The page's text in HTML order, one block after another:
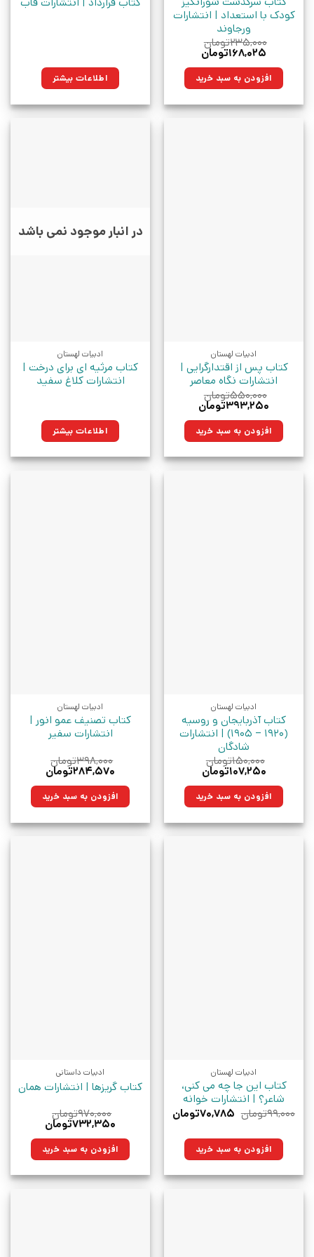
کودک با استعداد | انتشارات
ورجاوند
۲۳۵,۰۰۰تومان
قیمت
۲۳۵,۰۰۰تومان
بود.
۱۶۸,۰۲۵تومان
۱۶۸,۰۲۵تومان.افزودن به سبد خرید اطلاعات بیشتر
ادبیات لهستان
کتاب پس از اقتدارگرایی |
انتشارات نگاه معاصر
۵۵۰,۰۰۰تومان
قیمت
۵۵۰,۰۰۰تومان
بود.
۳۹۳,۲۵۰تومان
۳۹۳,۲۵۰تومان.افزودن به سبد خرید
در انبار موجود نمی باشد
ادبیات لهستان
کتاب مرثیه ای برای درخت |
انتشارات کلاغ سفید
اطلاعات بیشتر
ادبیات لهستان
کتاب آذربایجان و روسیه
(1920 – 1905) | انتشارات
شادگان
۱۵۰,۰۰۰تومان
قیمت
۱۵۰,۰۰۰تومان
بود.
۱۰۷,۲۵۰تومان
۱۰۷,۲۵۰تومان.افزودن به سبد خرید
ادبیات لهستان
کتاب تصنیف عمو انور |
انتشارات سفیر
۳۹۸,۰۰۰تومان
قیمت
۳۹۸,۰۰۰تومان
بود.
۲۸۴,۵۷۰تومان
۲۸۴,۵۷۰تومان.افزودن به سبد خرید
ادبیات لهستان
کتاب این جا چه می کنی،
شاعر؟ | انتشارات خوانه
۹۹,۰۰۰تومان قیمت
بود.
۷۰,۷۸۵تومانقیمت
فعلی:
افزودن به سبد خرید
ادبیات داستانی
کتاب گریزها | انتشارات همان
۹۷۰,۰۰۰تومان
قیمت
۹۷۰,۰۰۰تومان
بود.
۷۳۲,۳۵۰تومان
۷۳۲,۳۵۰تومان.افزودن به سبد خرید